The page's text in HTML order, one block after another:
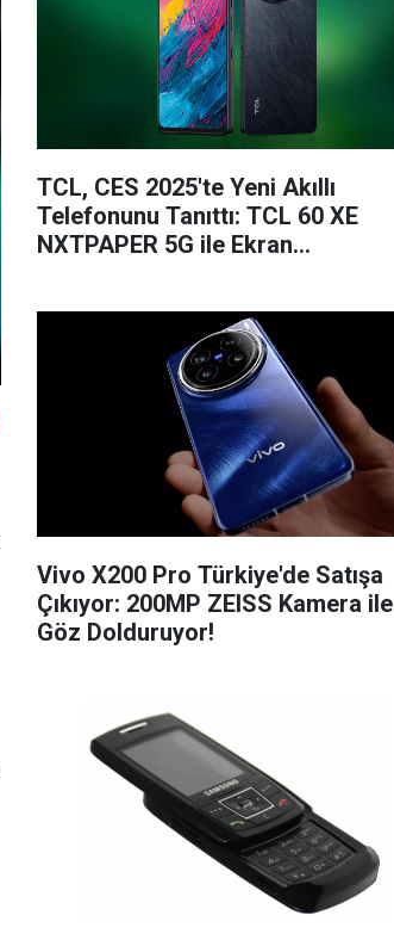
TCL, CES 2025'te Yeni Akıllı
Telefonunu Tanıttı: TCL 60 XE
NXTPAPER 5G ile Ekran
Vivo X200 Pro Türkiye'de Satışa
Çıkıyor: 200MP ZEISS Kamera ile
Göz Dolduruyor!